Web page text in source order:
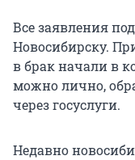
Все заявления
Новосибирску.
в брак начали в
можно лично,
через госуслуги.
Недавно